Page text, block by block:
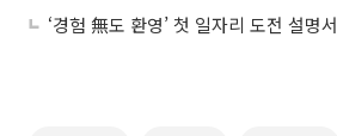
‘경험 無도 환영’ 첫 일자리 도전 설명서